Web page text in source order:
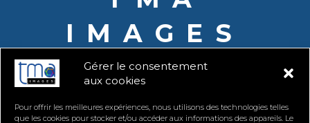
Gérer le consentement
aux cookies
Pour offrir les meilleures expériences, nous utilisons des technologies telles
que les cookies pour stocker et/ou accéder aux informations des appareils. Le
IMAGES